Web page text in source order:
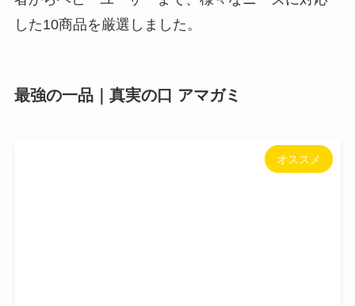
した10商品を厳選しました。
最強の一品｜真実の口 アマガミ
オススメ